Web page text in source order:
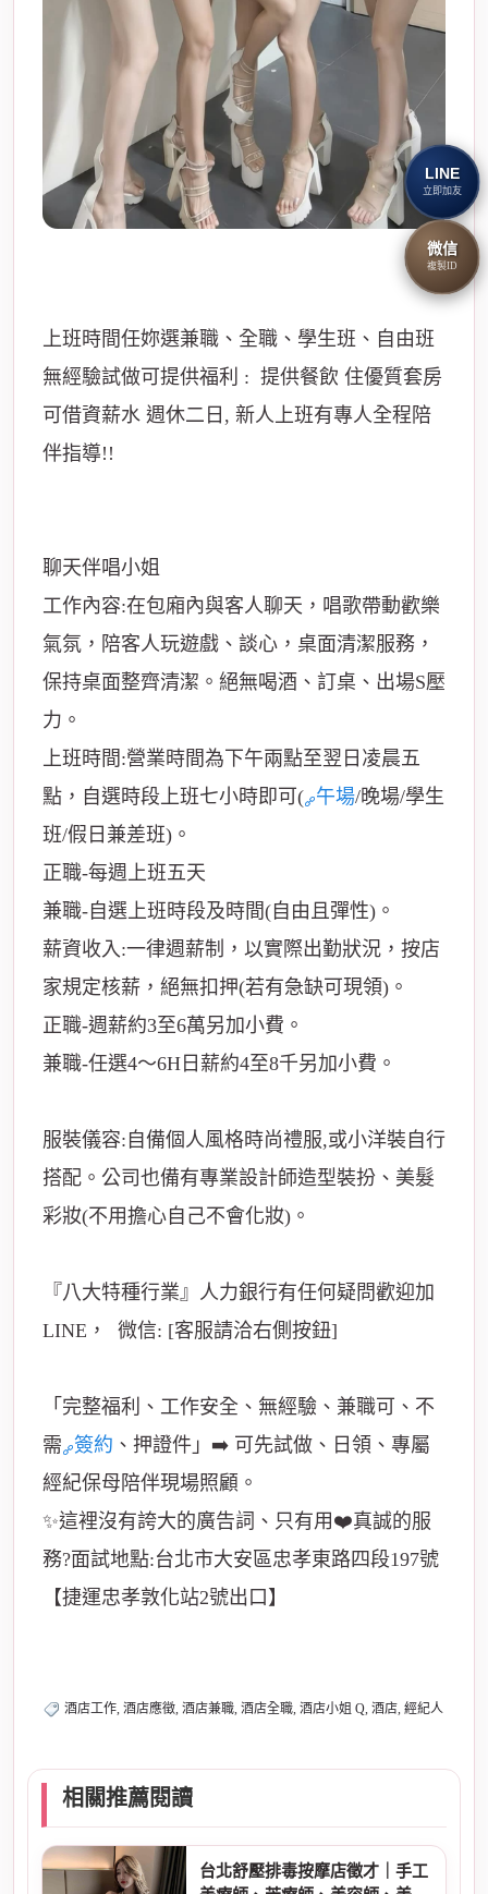
上班時間任妳選兼職、全職、學生班、自由班
無經驗試做可提供福利 : 提供餐飲 住優質套房
可借資薪水 週休二日, 新人上班有專人全程陪
伴指導!!
聊天伴唱小姐
工作內容:在包廂內與客人聊天，唱歌帶動歡樂
氣氛，陪客人玩遊戲、談心，桌面清潔服務，
保持桌面整齊清潔。絕無喝酒、訂桌、出場S壓
力。
上班時間:營業時間為下午兩點至翌日凌晨五
點，自選時段上班七小時即可( 午場/晚場/學生
班/假日兼差班)。
正職-每週上班五天
兼職-自選上班時段及時間(自由且彈性)。
薪資收入:一律週薪制，以實際出勤狀況，按店
家規定核薪，絕無扣押(若有急缺可現領)。
正職-週薪約3至6萬另加小費。
兼職-任選4～6H日薪約4至8千另加小費。
服裝儀容:自備個人風格時尚禮服,或小洋裝自行
搭配。公司也備有專業設計師造型裝扮、美髮
彩妝(不用擔心自己不會化妝)。
『八大特種行業』人力銀行有任何疑問歡迎加
LINE， 微信: [客服請洽右側按鈕]
「完整福利、工作安全、無經驗、兼職可、不
需 簽約 、押證件」➡️ 可先試做、日領、專屬
經紀保母陪伴現場照顧。
✨這裡沒有誇大的廣告詞、只有用❤️真誠的服
務?面試地點:台北市大安區忠孝東路四段197號
【捷運忠孝敦化站2號出口】
酒店工作, 酒店應徵, 酒店兼職, 酒店全職, 酒店小姐 Q, 酒店, 經紀人
相關推薦閱讀
台北舒壓排毒按摩店徵才｜手工
LINE
立即加友
微信
複製ID